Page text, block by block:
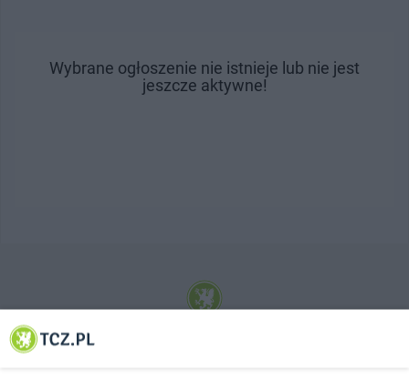
Wybrane ogłoszenie nie istnieje lub nie jest
jeszcze aktywne!
© 2001-2026 Tczew - TCZ.PL Sp. z o.o. Internetowy Serwis Informacyjny Miasta